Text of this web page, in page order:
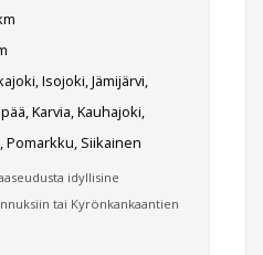
Isojoki, Jämijärvi,
Karvia, Kauhajoki,
Pomarkku, Siikainen
idyllisine
tai Kyrönkankaantien